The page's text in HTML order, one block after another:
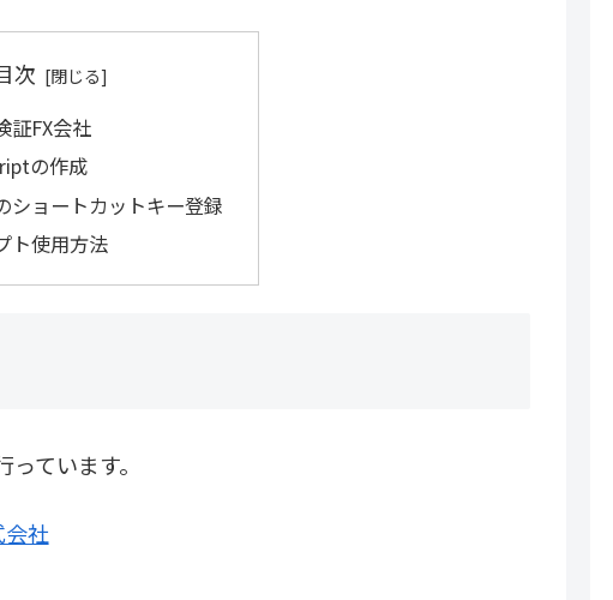
次
証FX会社
の作成
ショートカットキー登録
ト使用方法
ています。
社